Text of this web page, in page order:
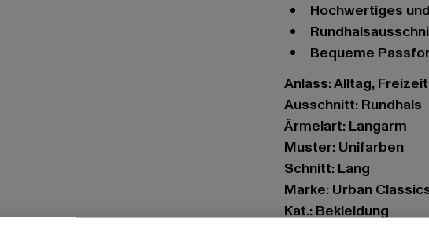
Hochwertiges
Bequeme
Anlass: Alltag,
Ausschnitt: Rundhals
Ärmelart: Langarm
Muster: Unifarben
Schnitt: Lang
Marke: Urban
Kat.: Bekleidung